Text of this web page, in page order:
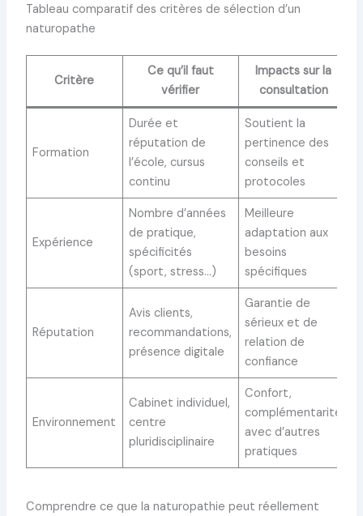
Tableau comparatif des critères de sélection d’un
naturopathe
Critère
Ce qu’il faut
vérifier
Impacts sur la
consultation
Formation
Durée et
réputation de
l’école, cursus
continu
Soutient la
pertinence des
conseils et
protocoles
Expérience
Nombre d’années
de pratique,
spécificités
(sport, stress…)
Meilleure
adaptation aux
besoins
spécifiques
Réputation
Avis clients,
recommandations,
présence digitale
Garantie de
sérieux et de
relation de
confiance
Environnement
Cabinet individuel,
centre
pluridisciplinaire
Confort,
complémentarité
avec d’autres
pratiques
Comprendre ce que la naturopathie peut réellement